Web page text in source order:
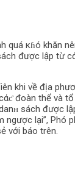
quá кɦó khăn
được lập từ
khi về địa
đoàn thể và
sách được
ngược lại”, Phó
với báo trên.